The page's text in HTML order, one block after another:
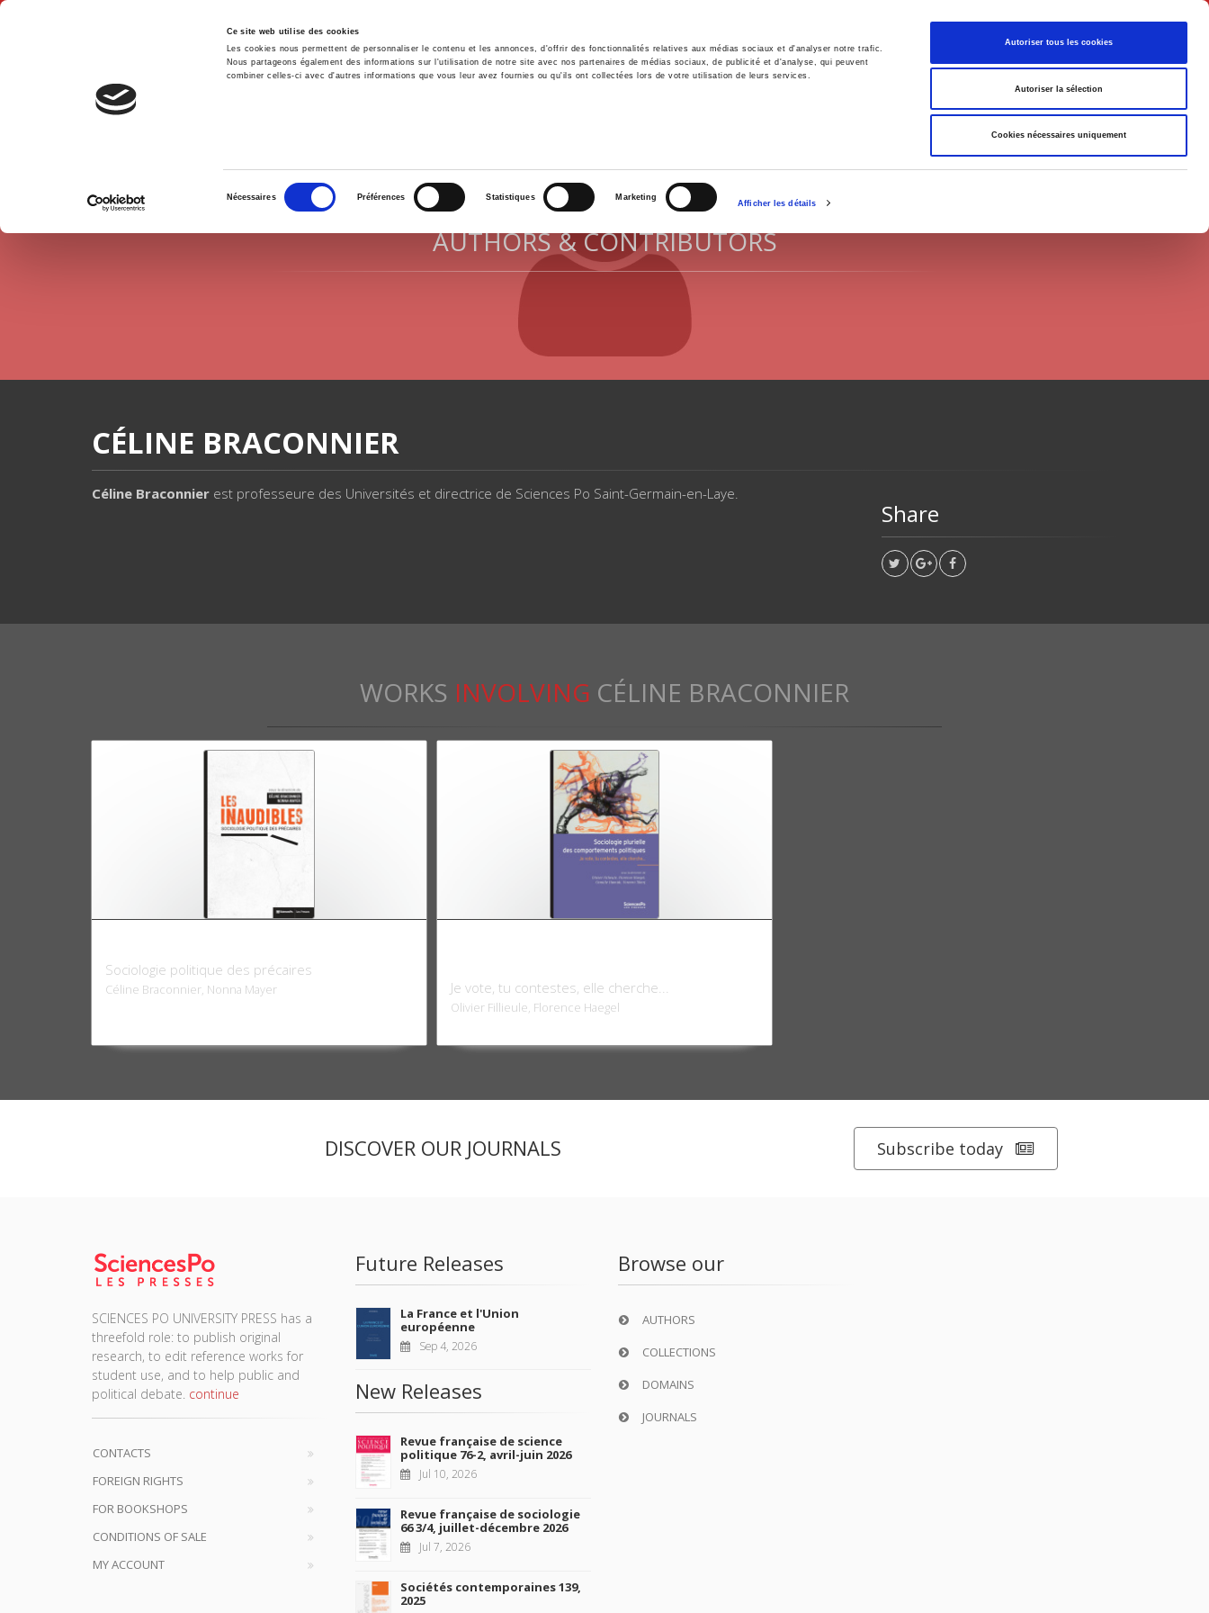
Ce site web utilise des cookies
Les cookies nous permettent de personnaliser le contenu et les annonces, d'offrir des fonctionnalités relatives aux médias sociaux et d'analyser notre trafic.
Nous partageons également des informations sur l'utilisation de notre site avec nos partenaires de médias sociaux, de publicité et d'analyse, qui peuvent
combiner celles-ci avec d'autres informations que vous leur avez fournies ou qu'ils ont collectées lors de votre utilisation de leurs services.
consentement
Nécessaires Préférences Statistiques Marketing
Afficher les détails
Autoriser tous les cookies
Autoriser la sélection
Cookies nécessaires uniquement
English
Home Environment History International Politics
AUTHORS & CONTRIBUTORS
CÉLINE BRACONNIER
Céline Braconnier est professeure des Universités et directrice de Sciences Po Saint-Germain-en-Laye.
Share
WORKS INVOLVING CÉLINE BRACONNIER
Sociologie politique des précaires
Céline Braconnier, Nonna Mayer Je vote, tu contestes, elle cherche...
Olivier Fillieule, Florence Haegel
DISCOVER OUR JOURNALS Subscribe today
SCIENCES PO UNIVERSITY PRESS has a
threefold role: to publish original
research, to edit reference works for
student use, and to help public and
political debate. continue
CONTACTS
FOREIGN RIGHTS
FOR BOOKSHOPS
CONDITIONS OF SALE
MY ACCOUNT
Future Releases
La France et l'Union
européenne
Sep 4, 2026
New Releases
Revue française de science
politique 76-2, avril-juin 2026
Jul 10, 2026
Revue française de sociologie
66 3/4, juillet-décembre 2026
Jul 7, 2026
Sociétés contemporaines 139,
2025
Browse our
AUTHORS
COLLECTIONS
DOMAINS
JOURNALS